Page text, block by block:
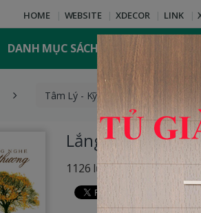
HOME WEBSITE XDECOR LINK
DANH MỤC SÁCH
Tâm Lý - Kỹ Năng Sống
Lắng Nghe Yêu
1126 lượt xem